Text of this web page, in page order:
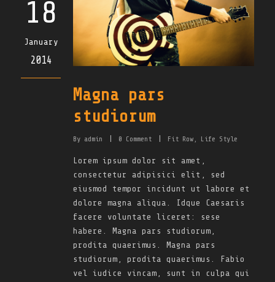
18
January
2014
Magna pars
studiorum
By admin 0 Comment Fit Row , Life Style
Lorem ipsum dolor sit amet,
consectetur adipisici elit, sed
eiusmod tempor incidunt ut labore et
dolore magna aliqua. Idque Caesaris
facere voluntate liceret: sese
habere. Magna pars studiorum,
prodita quaerimus. Magna pars
studiorum, prodita quaerimus. Fabio
vel iudice vincam, sunt in culpa qui